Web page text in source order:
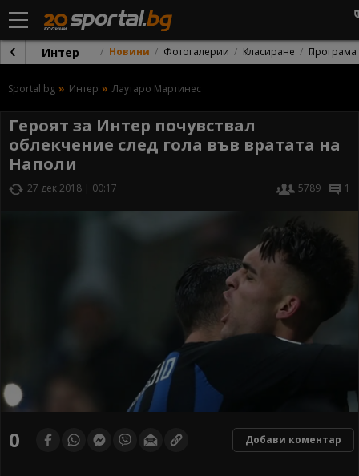
Интер Новини Фотогалерии Класиране Програма
Sportal.bg Интер Лаутаро Мартинес
Героят за Интер почувствал
облекчение след гола във вратата на
Наполи
27 дек 2018 | 00:17 5789 1
0 Добави коментар